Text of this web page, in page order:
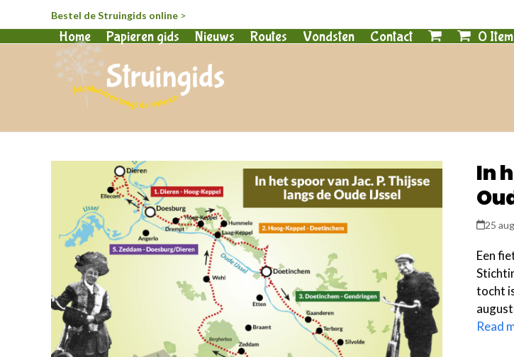
Bestel de Struingids online >
Home Papieren gids Nieuws Routes Vondsten Contact 0
In
25
Een
tocht
Read